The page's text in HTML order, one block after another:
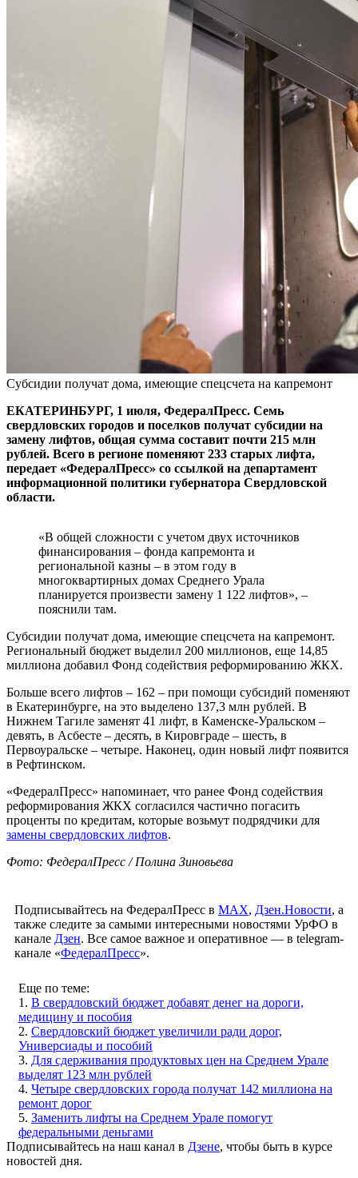
Субсидии получат дома, имеющие спецсчета на капремонт
ЕКАТЕРИНБУРГ, 1 июля, ФедералПресс. Семь
свердловских городов и поселков получат субсидии на
замену лифтов, общая сумма составит почти 215 млн
рублей. Всего в регионе поменяют 233 старых лифта,
передает «ФедералПресс» со ссылкой на департамент
информационной политики губернатора Свердловской
области.
«В общей сложности с учетом двух источников
финансирования – фонда капремонта и
региональной казны – в этом году в
многоквартирных домах Среднего Урала
планируется произвести замену 1 122 лифтов», –
пояснили там.
Субсидии получат дома, имеющие спецсчета на капремонт.
Региональный бюджет выделил 200 миллионов, еще 14,85
миллиона добавил Фонд содействия реформированию ЖКХ.
Больше всего лифтов – 162 – при помощи субсидий поменяют
в Екатеринбурге, на это выделено 137,3 млн рублей. В
Нижнем Тагиле заменят 41 лифт, в Каменске-Уральском –
девять, в Асбесте – десять, в Кировграде – шесть, в
Первоуральске – четыре. Наконец, один новый лифт появится
в Рефтинском.
«ФедералПресс» напоминает, что ранее Фонд содействия
реформирования ЖКХ согласился частично погасить
проценты по кредитам, которые возьмут подрядчики для
замены свердловских лифтов.
Фото: ФедералПресс / Полина Зиновьева
Подписывайтесь на ФедералПресс в МАХ, Дзен.Новости, а
также следите за самыми интересными новостями УрФО в
канале Дзен. Все самое важное и оперативное — в telegram-
канале «ФедералПресс».
Еще по теме:
1. В свердловский бюджет добавят денег на дороги,
медицину и пособия
2. Свердловский бюджет увеличили ради дорог,
Универсиады и пособий
3. Для сдерживания продуктовых цен на Среднем Урале
выделят 123 млн рублей
4. Четыре свердловских города получат 142 миллиона на
ремонт дорог
5. Заменить лифты на Среднем Урале помогут
федеральными деньгами
Подписывайтесь на наш канал в Дзене, чтобы быть в курсе
новостей дня.